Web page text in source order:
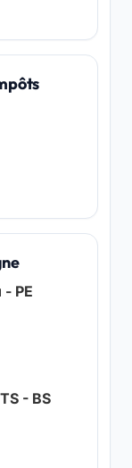
PE
- BS